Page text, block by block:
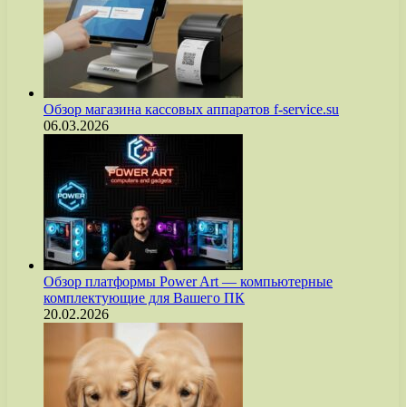
Обзор магазина кассовых аппаратов f-service.su
06.03.2026
Обзор платформы Power Art — компьютерные
комплектующие для Вашего ПК
20.02.2026